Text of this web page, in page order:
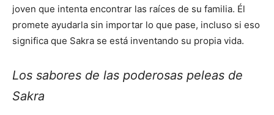
joven que intenta encontrar las raíces de su familia. Él
promete ayudarla sin importar lo que pase, incluso si eso
significa que Sakra se está inventando su propia vida.
Los sabores de las poderosas peleas de
Sakra